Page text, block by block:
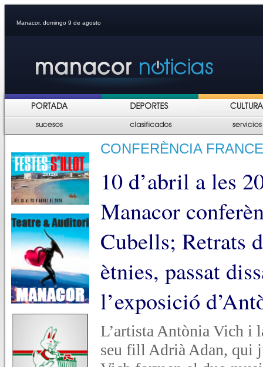
Manacor, domingo 9 de agosto
CONFERÈNCIA
10 d’abril a les
Manacor
Cubells; Retrats
ètnies, passat
l’exposició
L’artista Antònia Vich i
seu fill Adrià Adan, qui